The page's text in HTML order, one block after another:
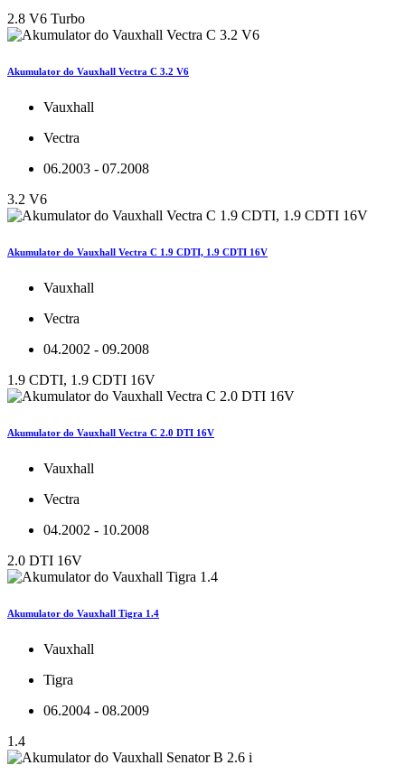
2.8 V6 Turbo
Akumulator do Vauxhall Vectra C 3.2 V6
Vauxhall
Vectra
06.2003 - 07.2008
3.2 V6
Akumulator do Vauxhall Vectra C 1.9 CDTI, 1.9 CDTI 16V
Vauxhall
Vectra
04.2002 - 09.2008
1.9 CDTI, 1.9 CDTI 16V
Akumulator do Vauxhall Vectra C 2.0 DTI 16V
Vauxhall
Vectra
04.2002 - 10.2008
2.0 DTI 16V
Akumulator do Vauxhall Tigra 1.4
Vauxhall
Tigra
06.2004 - 08.2009
1.4